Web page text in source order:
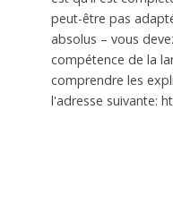
peut-être pas
absolus – vous
compétence de la
comprendre les
l'adresse suivante: